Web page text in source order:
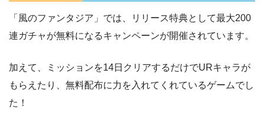
「風のファンタジア」では、リリース特典として最大200
連ガチャが無料になるキャンペーンが開催されています。
加えて、ミッションを14日クリアするだけでURキャラが
もらえたり、無料配布に力を入れてくれているゲームでし
た！